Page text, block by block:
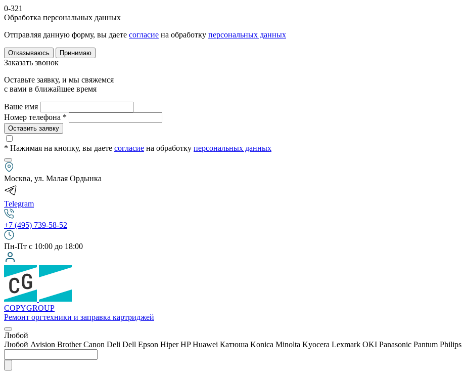
0-321
Обработка персональных данных
Отправляя данную форму, вы даете согласие на обработку персональных данных
Отказываюсь Принимаю
Заказать звонок
Оставьте заявку, и мы свяжемся
с вами в ближайшее время
Ваше имя
Номер телефона *
Оставить заявку
* Нажимая на кнопку, вы даете согласие на обработку персональных данных
Москва, ул. Малая Ордынка
Telegram
+7 (495) 739-58-52
Пн-Пт с 10:00 до 18:00
COPYGROUP
Ремонт оргтехники и заправка картриджей
Любой
Любой Avision Brother Canon Deli Dell Epson Hiper HP Huawei Катюша Konica Minolta Kyocera Lexmark OKI Panasonic Pantum Philips